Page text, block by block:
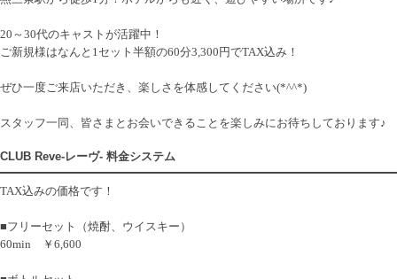
20～30代のキャストが活躍中！
ご新規様はなんと1セット半額の60分3,300円でTAX込み！
ぜひ一度ご来店いただき、楽しさを体感してください(*^^*)
スタッフ一同、皆さまとお会いできることを楽しみにお待ちしております♪
CLUB Reve-レーヴ- 料金システム
TAX込みの価格です！
■フリーセット（焼酎、ウイスキー）
60min ￥6,600